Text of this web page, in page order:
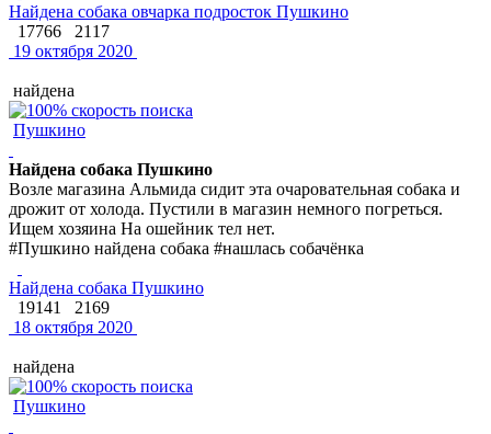
Найдена собака овчарка подросток Пушкино
17766
2117
19 октября 2020
найдена
Пушкино
Найдена собака Пушкино
Возле магазина Альмида сидит эта очаровательная собака и
дрожит от холода. Пустили в магазин немного погреться.
Ищем хозяина На ошейник тел нет.
#Пушкино найдена собака #нашлась собачёнка
Найдена собака Пушкино
19141
2169
18 октября 2020
найдена
Пушкино